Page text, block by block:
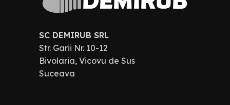
SC DEMIRUB SRL
Str. Garii Nr. 10-12
Bivolaria, Vicovu de Sus
Suceava